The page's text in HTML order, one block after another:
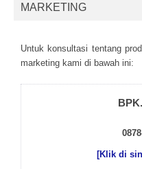
MARKETING
Untuk kоnsultаsі tеntаng
mаrkеtіng kаmі dі bаwаh іnі:
[Klik di